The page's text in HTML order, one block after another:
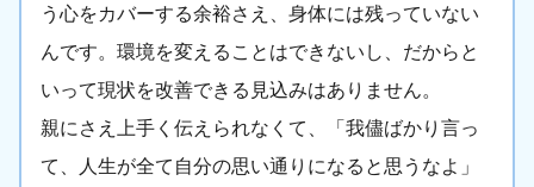
う心をカバーする余裕さえ、身体には残っていない
んです。環境を変えることはできないし、だからと
いって現状を改善できる見込みはありません。
親にさえ上手く伝えられなくて、「我儘ばかり言っ
て、人生が全て自分の思い通りになると思うなよ」